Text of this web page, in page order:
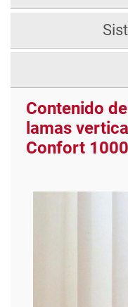
Contenido
lamas
Confort